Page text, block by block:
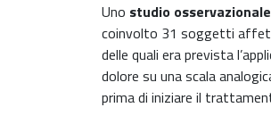
Uno studio osservazionale
coinvolto 31 soggetti
delle quali era prevista
dolore su una scala
prima di iniziare il